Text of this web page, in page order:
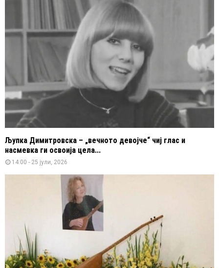
Љупка Димитровска – „вечното девојче“ чиј глас и
насмевка ги освоија цела...
14:00 - 25 јули, 2026